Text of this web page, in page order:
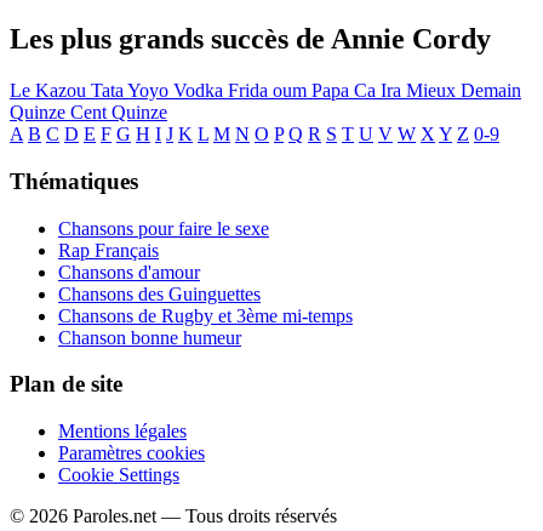
Les plus grands succès de Annie Cordy
Le Kazou Tata Yoyo Vodka Frida oum Papa Ca Ira Mieux Demain
Quinze Cent Quinze
A B C D E F G H I J K L M N O P Q R S T U V W X Y Z 0-9
Thématiques
Chansons pour faire le sexe
Rap Français
Chansons d'amour
Chansons des Guinguettes
Chansons de Rugby et 3ème mi-temps
Chanson bonne humeur
Plan de site
Mentions légales
Paramètres cookies
Cookie Settings
© 2026 Paroles.net — Tous droits réservés